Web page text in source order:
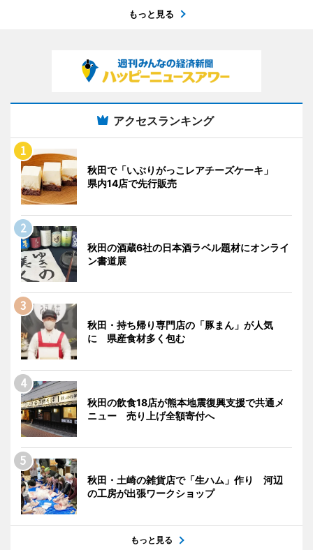
もっと見る
アクセスランキング
秋田で「いぶりがっこレアチーズケーキ」
県内14店で先行販売
秋田の酒蔵6社の日本酒ラベル題材にオンライ
ン書道展
秋田・持ち帰り専門店の「豚まん」が人気
に 県産食材多く包む
秋田の飲食18店が熊本地震復興支援で共通メ
ニュー 売り上げ全額寄付へ
秋田・土崎の雑貨店で「生ハム」作り 河辺
の工房が出張ワークショップ
もっと見る